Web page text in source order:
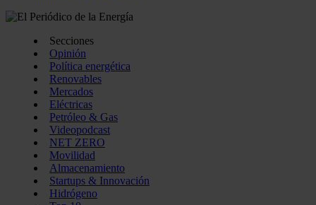
Secciones
Opinión
Política energética
Renovables
Mercados
Eléctricas
Petróleo & Gas
Videopodcast
NET ZERO
Movilidad
Almacenamiento
Startups & Innovación
Hidrógeno